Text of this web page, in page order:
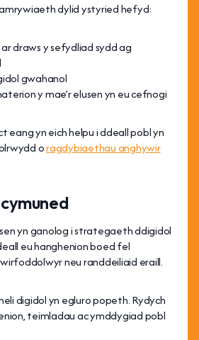
dylid ystyried hefyd:
draws y sefydliad sydd ag
gwahanol
y mae’r elusen yn eu cefnogi
eang yn eich helpu i ddeall pobl yn
oragdybiaethau anghywir
yn ganolog i strategaeth ddigidol
eu hanghenion boed fel
neu randdeiliaid eraill.
digidol yn egluro popeth. Rydych
teimladau ac ymddygiad pobl